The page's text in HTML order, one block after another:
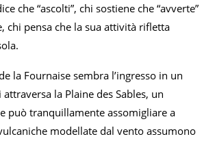
che “ascolti”, chi sostiene che “avverte”
chi pensa che la sua attività rifletta
la Fournaise sembra l’ingresso in un
la Plaine des Sables, un
può tranquillamente assomigliare a
modellate dal vento assumono